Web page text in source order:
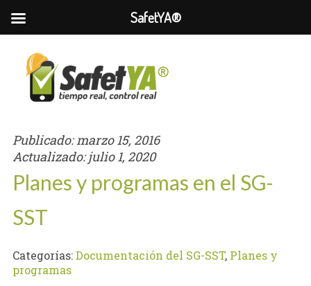
Publicado:marzo 15, 2016
Actualizado:julio 1, 2020
Planes y programas en el SG-
SST
Categorías:Documentación del SG-SST, Planes y
programas
SafetYA®